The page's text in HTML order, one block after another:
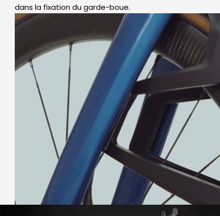
dans la fixation du garde-boue.